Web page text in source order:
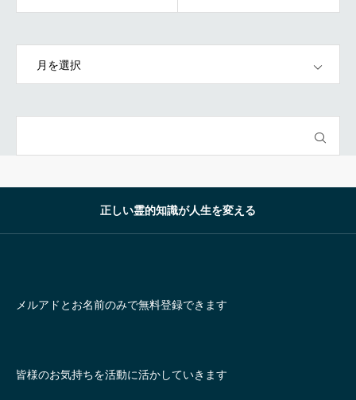
正しい霊的知識が人生を変える
メルアドとお名前のみで無料登録できます
皆様のお気持ちを活動に活かしていきます